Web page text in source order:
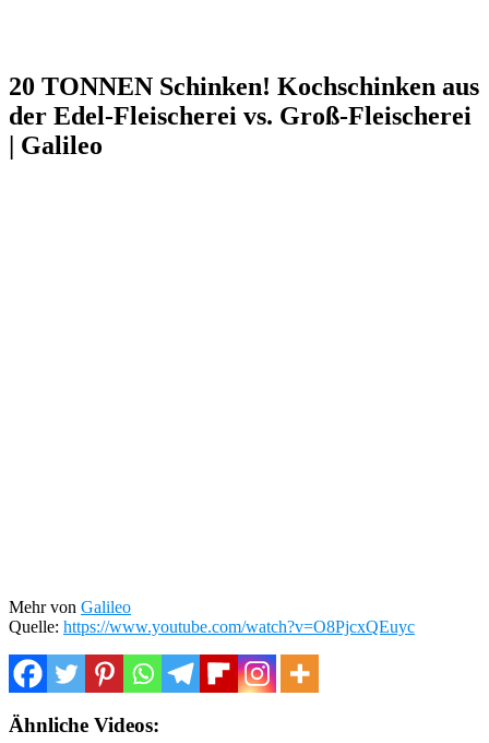
20 TONNEN Schinken! Kochschinken aus
der Edel-Fleischerei vs. Groß-Fleischerei
| Galileo
Mehr von Galileo
Quelle: https://www.youtube.com/watch?v=O8PjcxQEuyc
Ähnliche Videos: